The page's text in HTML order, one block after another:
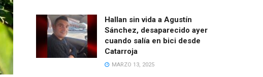
Hallan sin vida a Agustín
Sánchez, desaparecido ayer
cuando salía en bici desde
Catarroja
MARZO 13, 2025